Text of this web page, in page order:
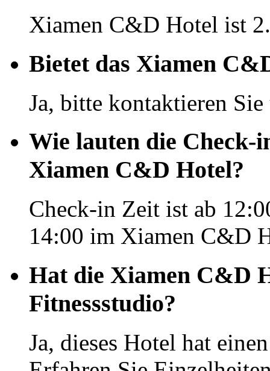
Xiamen C&D Hotel ist
Bietet das Xiamen
Ja, bitte kontaktieren
Wie lauten die Check-
Xiamen C&D Hotel?
Check-in Zeit ist ab
14:00 im Xiamen C&D
Hat die Xiamen C&D
Fitnessstudio?
Ja, dieses Hotel hat